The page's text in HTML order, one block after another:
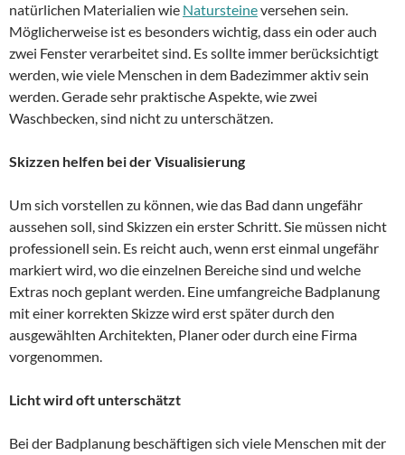
natürlichen Materialien wie Natursteineversehen sein.
Möglicherweise ist es besonders wichtig, dass ein oder auch
zwei Fenster verarbeitet sind. Es sollte immer berücksichtigt
werden, wie viele Menschen in dem Badezimmer aktiv sein
werden. Gerade sehr praktische Aspekte, wie zwei
Waschbecken, sind nicht zu unterschätzen.
Skizzen helfen bei der Visualisierung
Um sich vorstellen zu können, wie das Bad dann ungefähr
aussehen soll, sind Skizzen ein erster Schritt. Sie müssen nicht
professionell sein. Es reicht auch, wenn erst einmal ungefähr
markiert wird, wo die einzelnen Bereiche sind und welche
Extras noch geplant werden. Eine umfangreiche Badplanung
mit einer korrekten Skizze wird erst später durch den
ausgewählten Architekten, Planer oder durch eine Firma
vorgenommen.
Licht wird oft unterschätzt
Bei der Badplanung beschäftigen sich viele Menschen mit der